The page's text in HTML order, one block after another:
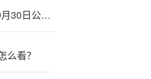
创<益>通：截至2025年9月30日公司股东总数为9711户
么看？